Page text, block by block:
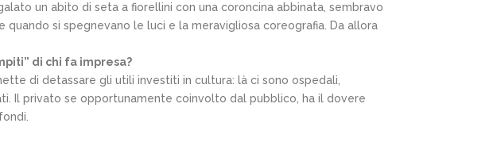
un abito di seta a fiorellini con una coroncina abbinata, sembravo
quando si spegnevano le luci e la meravigliosa coreografia. Da allora
di chi fa impresa?
di detassare gli utili investiti in cultura: là ci sono ospedali,
Il privato se opportunamente coinvolto dal pubblico, ha il dovere